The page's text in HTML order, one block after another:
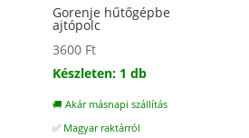
Gorenje hűtőgépbe
ajtópolc
3600 Ft
Készleten: 1 db
🚚 Akár másnapi szállítás
✅ Magyar raktárról